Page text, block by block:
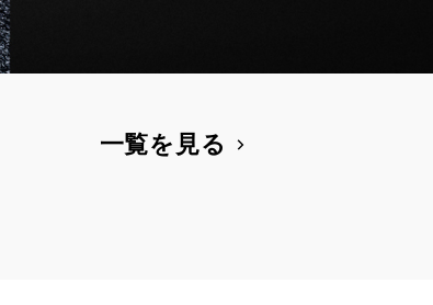
一覧を見る